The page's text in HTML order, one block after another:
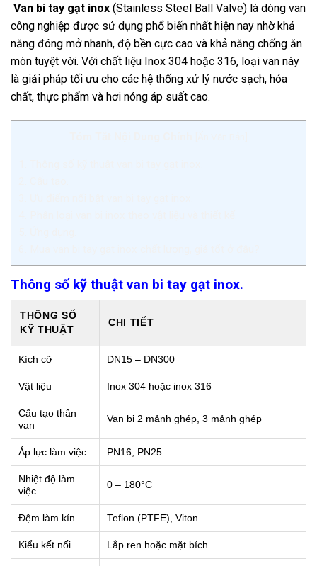
Van bi tay gạt inox (Stainless Steel Ball Valve) là dòng van
công nghiệp được sử dụng phổ biến nhất hiện nay nhờ khả
năng đóng mở nhanh, độ bền cực cao và khả năng chống ăn
mòn tuyệt vời. Với chất liệu Inox 304 hoặc 316, loại van này
là giải pháp tối ưu cho các hệ thống xử lý nước sạch, hóa
chất, thực phẩm và hơi nóng áp suất cao.
Thông số kỹ thuật van bi tay gạt inox.
THÔNG SỐ
KỸ THUẬT
CHI TIẾT
Kích cỡ DN15 – DN300
Vật liệu Inox 304 hoặc inox 316
Cấu tạo thân
van
Van bi 2 mảnh ghép, 3 mảnh ghép
Áp lực làm việc PN16, PN25
Nhiệt độ làm
việc
0 – 180°C
Đệm làm kín Teflon (PTFE), Viton
Kiểu kết nối Lắp ren hoặc mặt bích